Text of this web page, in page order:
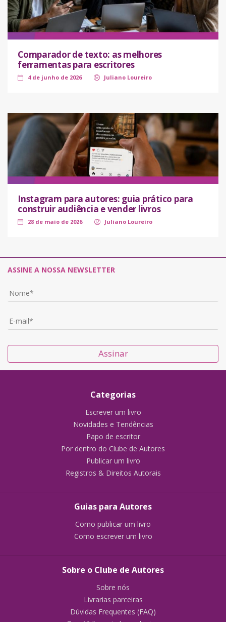
Comparador de texto: as melhores
ferramentas para escritores
4 de junho de 2026 Juliano Loureiro
Instagram para autores: guia prático para
construir audiência e vender livros
28 de maio de 2026 Juliano Loureiro
ASSINE A NOSSA NEWSLETTER
Assinar
Categorias
Escrever um livro
Novidades e Tendências
Papo de escritor
Por dentro do Clube de Autores
Publicar um livro
Registros & Direitos Autorais
Guias para Autores
Como publicar um livro
Como escrever um livro
Sobre o Clube de Autores
Sobre nós
Livrarias parceiras
Dúvidas Frequentes (FAQ)